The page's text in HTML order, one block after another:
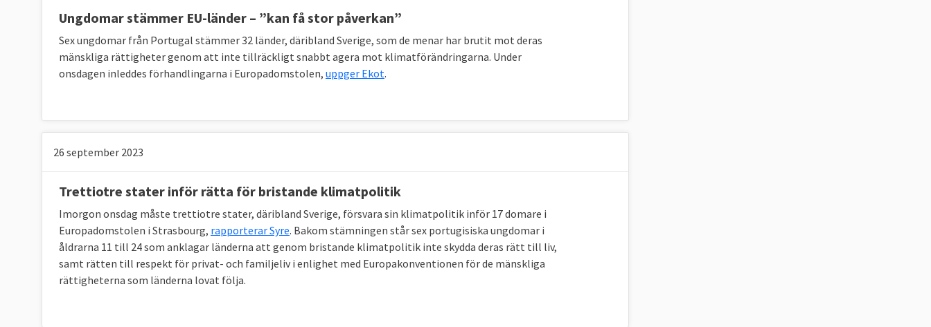
Ungdomar stämmer EU-länder – ”kan få stor påverkan”
Sex ungdomar från Portugal stämmer 32 länder, däribland Sverige, som de menar har brutit mot deras
mänskliga rättigheter genom att inte tillräckligt snabbt agera mot klimatförändringarna. Under
onsdagen inleddes förhandlingarna i Europadomstolen, uppger Ekot.
26 september 2023
Trettiotre stater inför rätta för bristande klimatpolitik
Imorgon onsdag måste trettiotre stater, däribland Sverige, försvara sin klimatpolitik inför 17 domare i
Europadomstolen i Strasbourg, rapporterar Syre. Bakom stämningen står sex portugisiska ungdomar i
åldrarna 11 till 24 som anklagar länderna att genom bristande klimatpolitik inte skydda deras rätt till liv,
samt rätten till respekt för privat- och familjeliv i enlighet med Europakonventionen för de mänskliga
rättigheterna som länderna lovat följa.